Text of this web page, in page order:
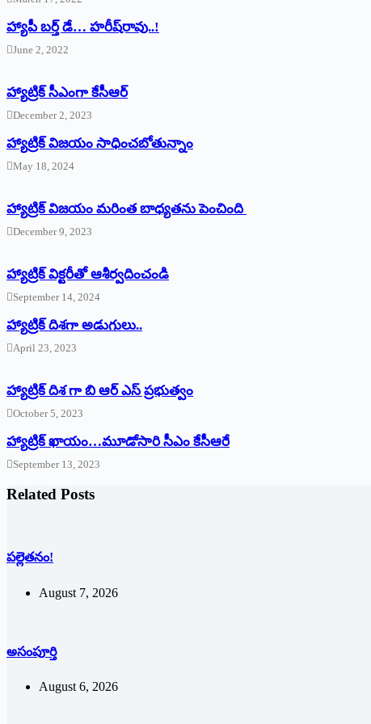
హ్యాపీ బర్త్ ‌డే… హరీష్‌రావు..!
June 2, 2022
హ్యాట్రిక్‌ ‌సీఎంగా కేసీఆర్‌
December 2, 2023
హ్యాట్రిక్‌ విజయం సాధించబోతున్నాం
May 18, 2024
హ్యాట్రిక్ విజయం మరింత బాధ్యతను పెంచింది
December 9, 2023
హ్యాట్రిక్‌ ‌విక్టరీతో ఆశీర్వదించండి
September 14, 2024
‌హ్యాట్రిక్‌ ‌దిశగా అడుగులు..
April 23, 2023
హ్యాట్రిక్ దిశ గా బి ఆర్ ఎస్ ప్రభుత్వం
October 5, 2023
హ్యాట్రిక్‌ ‌ఖాయం…మూడోసారి సీఎం కేసీఆరే
September 13, 2023
Related Posts
పల్లెతనం!
August 7, 2026
అసంపూర్తి
August 6, 2026